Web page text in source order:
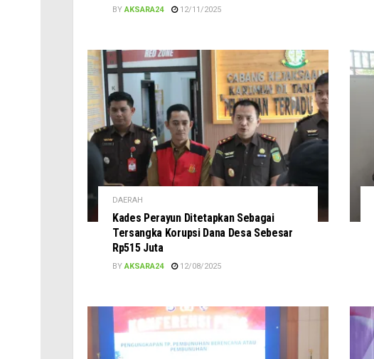
BY AKSARA24 12/11/2025
DAERAH
Kades Perayun Ditetapkan Sebagai
Tersangka Korupsi Dana Desa Sebesar
Rp515 Juta
BY AKSARA24 12/08/2025